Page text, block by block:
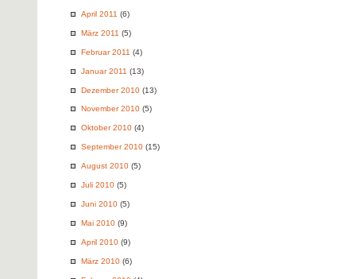
April 2011 (6)
März 2011 (5)
Februar 2011 (4)
Januar 2011 (13)
Dezember 2010 (13)
November 2010 (5)
Oktober 2010 (4)
September 2010 (15)
August 2010 (5)
Juli 2010 (5)
Juni 2010 (5)
Mai 2010 (9)
April 2010 (9)
März 2010 (6)